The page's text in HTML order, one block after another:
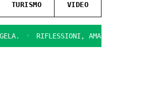
TURISMO VIDEO
RIFLESSIONI, AMARE, SULLA CHIUSURA